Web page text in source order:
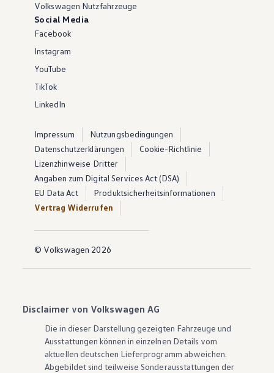
Volkswagen Nutzfahrzeuge
Social Media
Facebook
Instagram
YouTube
TikTok
LinkedIn
Impressum
Nutzungsbedingungen
Datenschutzerklärungen
Cookie-Richtlinie
Lizenzhinweise Dritter
Angaben zum Digital Services Act (DSA)
EU Data Act
Produktsicherheitsinformationen
Vertrag Widerrufen
© Volkswagen 2026
Disclaimer von Volkswagen AG
Die in dieser Darstellung gezeigten Fahrzeuge und
Ausstattungen können in einzelnen Details vom
aktuellen deutschen Lieferprogramm abweichen.
Abgebildet sind teilweise Sonderausstattungen der